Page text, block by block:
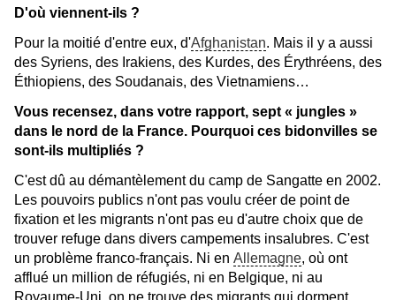
D'où viennent-ils ?
Pour la moitié d'entre eux, d'Afghanistan. Mais il y a aussi
des Syriens, des Irakiens, des Kurdes, des Érythréens, des
Éthiopiens, des Soudanais, des Vietnamiens…
Vous recensez, dans votre rapport, sept « jungles »
dans le nord de la France. Pourquoi ces bidonvilles se
sont-ils multipliés ?
C'est dû au démantèlement du camp de Sangatte en 2002.
Les pouvoirs publics n'ont pas voulu créer de point de
fixation et les migrants n'ont pas eu d'autre choix que de
trouver refuge dans divers campements insalubres. C'est
un problème franco-français. Ni en Allemagne, où ont
afflué un million de réfugiés, ni en Belgique, ni au